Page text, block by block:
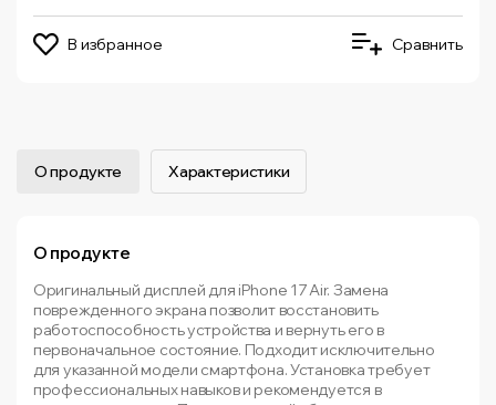
В избранное Сравнить
О продукте Характеристики
О продукте
Оригинальный дисплей для iPhone 17 Air. Замена
поврежденного экрана позволит восстановить
работоспособность устройства и вернуть его в
первоначальное состояние. Подходит исключительно
для указанной модели смартфона. Установка требует
профессиональных навыков и рекомендуется в